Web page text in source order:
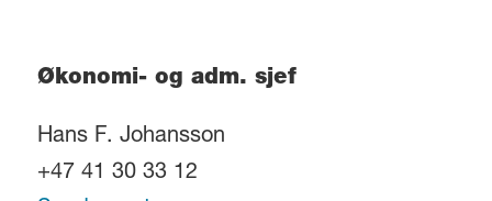
Økonomi- og adm. sjef
Hans F. Johansson
+47 41 30 33 12